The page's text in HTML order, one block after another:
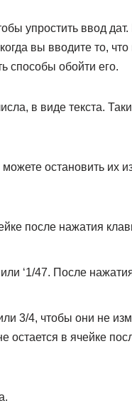
упростить ввод
вы вводите то,
способы обойти его.
в виде текста.
остановить их
после нажатия
‘1/47. После
3/4, чтобы они не
остается в ячейке